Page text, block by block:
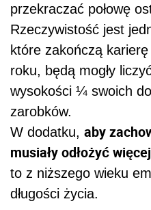
przekraczać połowę
Rzeczywistość jest
które zakończą
roku, będą mogły
wysokości ¼ swoich
zarobków.
W dodatku, aby
musiały odłożyć
to z niższego wieku
długości życia.